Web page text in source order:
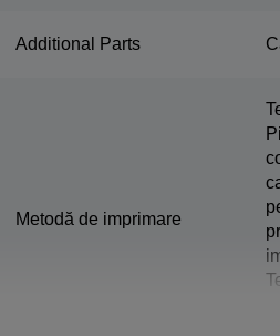
Additional Parts
Metodă de imprimare